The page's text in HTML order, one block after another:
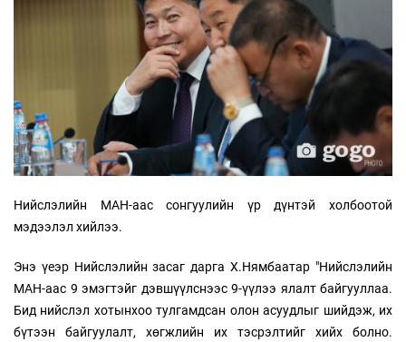
Нийслэлийн МАН-аас сонгуулийн үр дүнтэй холбоотой
мэдээлэл хийлээ.
Энэ үеэр Нийслэлийн засаг дарга Х.Нямбаатар "Нийслэлийн
МАН-аас 9 эмэгтэйг дэвшүүлснээс 9-үүлээ ялалт байгууллаа.
Бид нийслэл хотынхоо тулгамдсан олон асуудлыг шийдэж, их
бүтээн байгуулалт, хөгжлийн их тэсрэлтийг хийх болно.